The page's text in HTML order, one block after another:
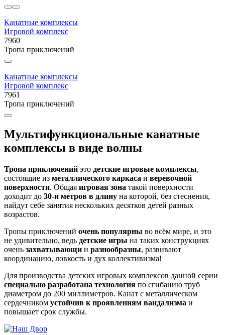
Канатные комплексы
Игровой комплекс
7960
Тропа приключений
Канатные комплексы
Игровой комплекс
7961
Тропа приключений
Мультифункциональные канатные
комплексы в виде волны
Тропа приключений это детские игровые комплексы,
состоящие из металлического каркаса и веревочной
поверхности. Общая игровая зона такой поверхности
доходит до 30-и метров в длину на которой, без стеснения,
найдут себе занятия нескольких десятков детей разных
возрастов.
Тропы приключений очень популярны во всём мире, и это
не удивительно, ведь детские игры на таких конструкциях
очень захватывающи и разнообразны, развивают
координацию, ловкость и дух коллективизма!
Для производства детских игровых комплексов данной серии
специально разработана технология по сгибанию труб
диаметром до 200 миллиметров. Канат с металлическом
сердечником устойчив к проявлениям вандализма и
повышает срок службы.